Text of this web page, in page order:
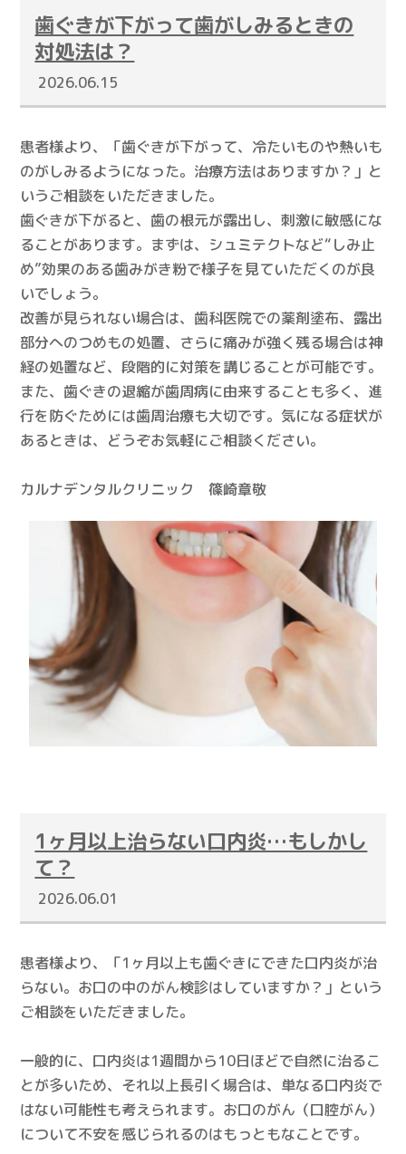
歯ぐきが下がって歯がしみるときの
対処法は？
2026.06.15
患者様より、「歯ぐきが下がって、冷たいものや熱いも
のがしみるようになった。治療方法はありますか？」と
いうご相談をいただきました。
歯ぐきが下がると、歯の根元が露出し、刺激に敏感にな
ることがあります。まずは、シュミテクトなど“しみ止
め”効果のある歯みがき粉で様子を見ていただくのが良
いでしょう。
改善が見られない場合は、歯科医院での薬剤塗布、露出
部分へのつめもの処置、さらに痛みが強く残る場合は神
経の処置など、段階的に対策を講じることが可能です。
また、歯ぐきの退縮が歯周病に由来することも多く、進
行を防ぐためには歯周治療も大切です。気になる症状が
あるときは、どうぞお気軽にご相談ください。
カルナデンタルクリニック 篠崎章敬
1ヶ月以上治らない口内炎…もしかし
て？
2026.06.01
患者様より、「1ヶ月以上も歯ぐきにできた口内炎が治
らない。お口の中のがん検診はしていますか？」という
ご相談をいただきました。
一般的に、口内炎は1週間から10日ほどで自然に治るこ
とが多いため、それ以上長引く場合は、単なる口内炎で
はない可能性も考えられます。お口のがん（口腔がん）
について不安を感じられるのはもっともなことです。